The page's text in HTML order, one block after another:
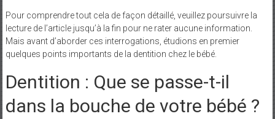
Pour comprendre tout cela de façon détaillé, veuillez poursuivre la
lecture de l’article jusqu’à la fin pour ne rater aucune information.
Mais avant d’aborder ces interrogations, étudions en premier
quelques points importants de la dentition chez le bébé.
Dentition : Que se passe-t-il
dans la bouche de votre bébé ?